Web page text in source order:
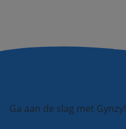
Ga aan de slag met Gynzy!